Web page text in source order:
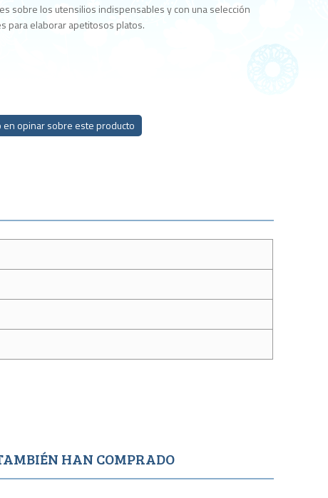
sobre los utensilios indispensables y con una selección
para elaborar apetitosos platos.
en opinar sobre este producto
HAN COMPRADO